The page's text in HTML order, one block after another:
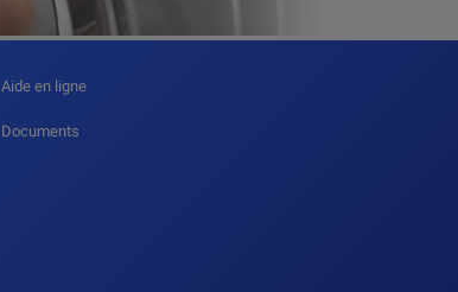
Aide en ligne
Documents